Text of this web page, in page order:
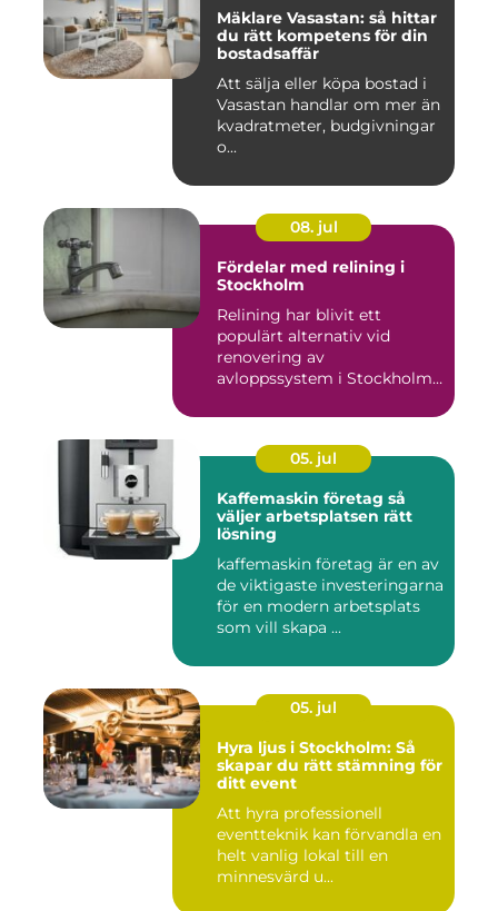
Mäklare Vasastan: så hittar
du rätt kompetens för din
bostadsaffär
Att sälja eller köpa bostad i
Vasastan handlar om mer än
kvadratmeter, budgivningar
o...
08. jul
Fördelar med relining i
Stockholm
Relining har blivit ett
populärt alternativ vid
renovering av
avloppssystem i Stockholm.
05. jul
Kaffemaskin företag så
väljer arbetsplatsen rätt
lösning
kaffemaskin företag är en av
de viktigaste investeringarna
för en modern arbetsplats
som vill skapa ...
05. jul
Hyra ljus i Stockholm: Så
skapar du rätt stämning för
ditt event
Att hyra professionell
eventteknik kan förvandla en
helt vanlig lokal till en
minnesvärd u...